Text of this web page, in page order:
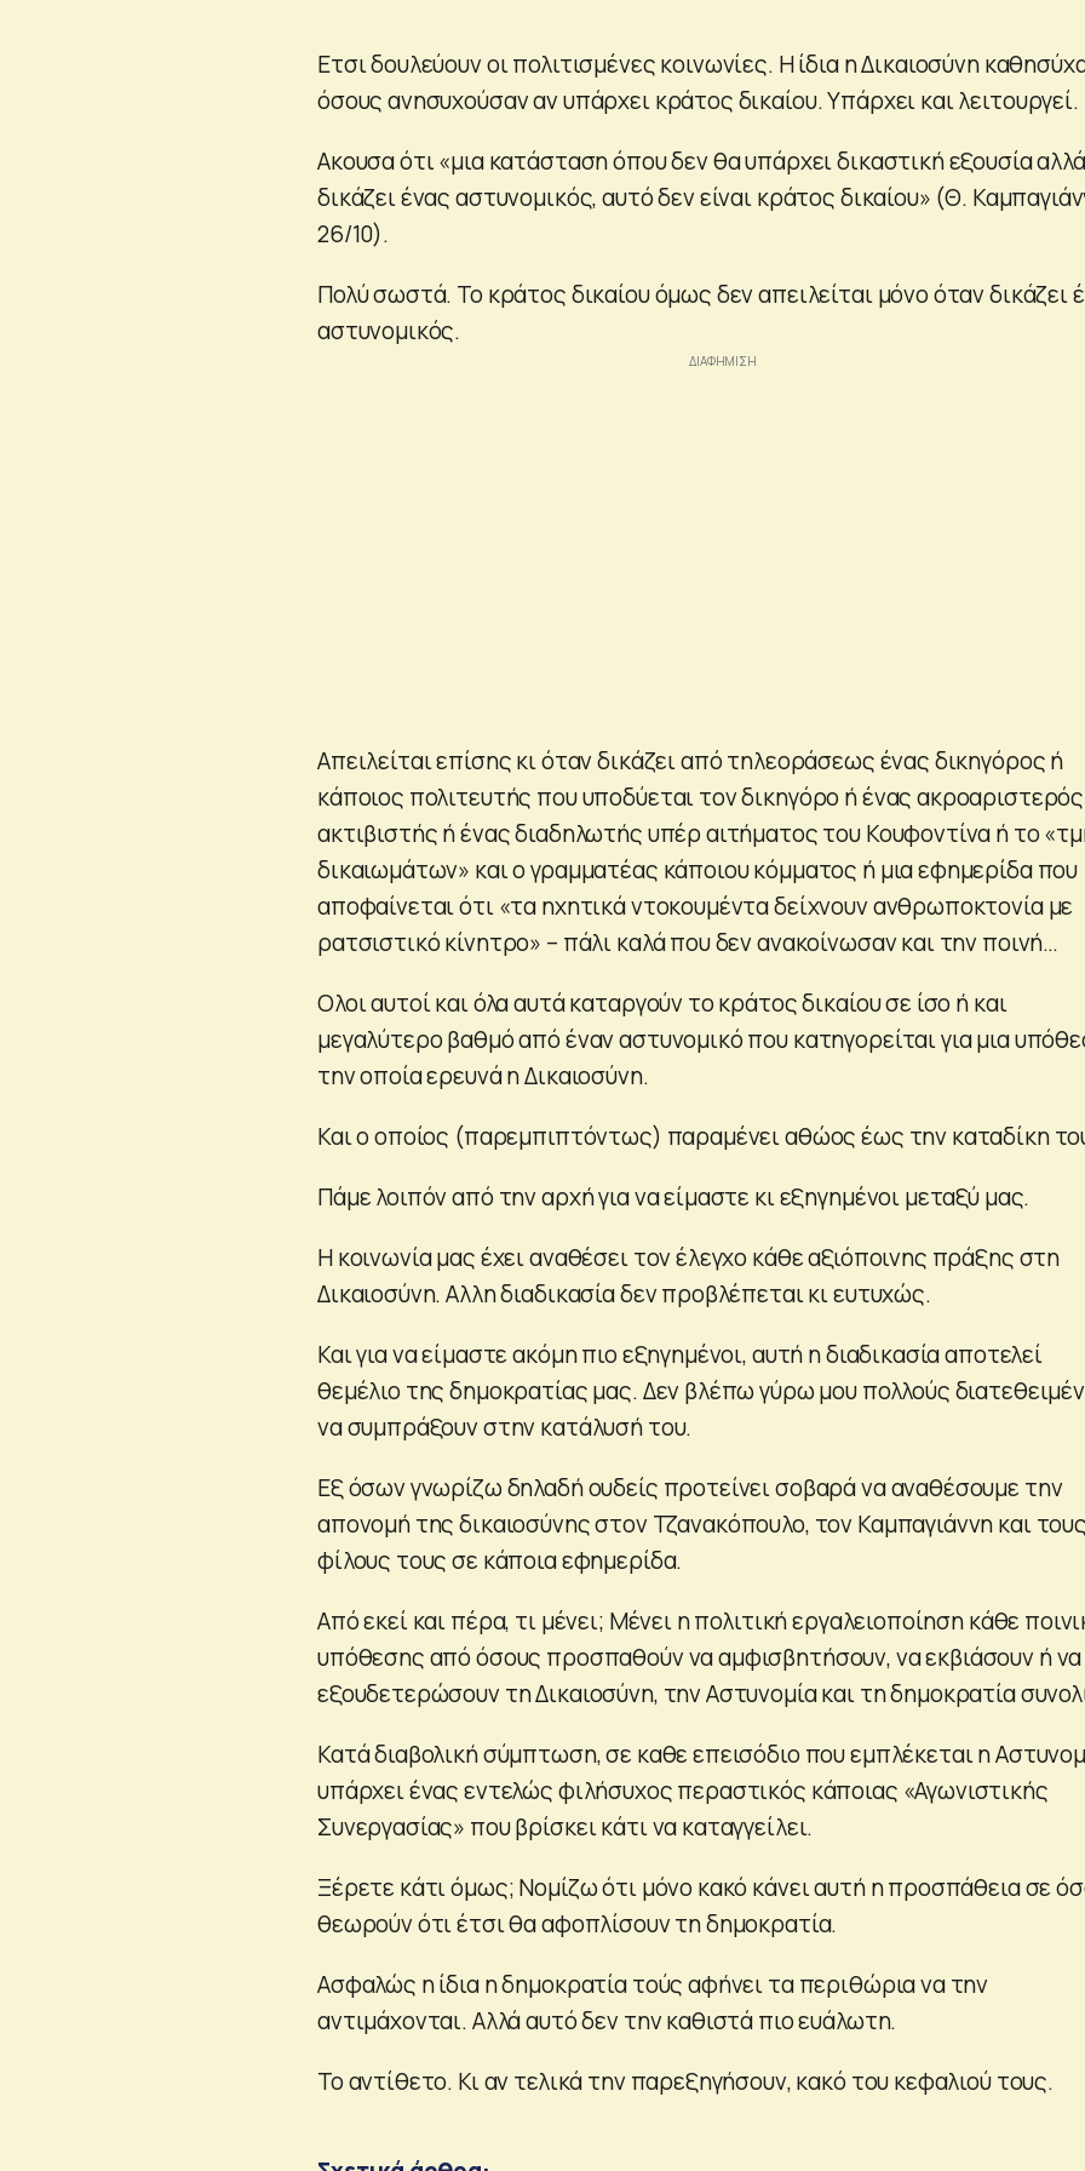
Ετσι δουλεύουν οι πολιτισμένες κοινωνίες. Η ίδια η Δικαιοσύνη
όσους ανησυχούσαν αν υπάρχει κράτος δικαίου. Υπάρχει και λειτουργεί.
Ακουσα ότι «μια κατάσταση όπου δεν θα υπάρχει δικαστική εξουσία
δικάζει ένας αστυνομικός, αυτό δεν είναι κράτος δικαίου» (Θ.
26/10).
Πολύ σωστά. Το κράτος δικαίου όμως δεν απειλείται μόνο όταν δικάζει
αστυνομικός.
Απειλείται επίσης κι όταν δικάζει από τηλεοράσεως ένας δικηγόρος ή
κάποιος πολιτευτής που υποδύεται τον δικηγόρο ή ένας ακροαριστερός
ακτιβιστής ή ένας διαδηλωτής υπέρ αιτήματος του Κουφοντίνα ή το
δικαιωμάτων» και ο γραμματέας κάποιου κόμματος ή μια εφημερίδα που
αποφαίνεται ότι «τα ηχητικά ντοκουμέντα δείχνουν ανθρωποκτονία με
ρατσιστικό κίνητρο» – πάλι καλά που δεν ανακοίνωσαν και την ποινή…
Ολοι αυτοί και όλα αυτά καταργούν το κράτος δικαίου σε ίσο ή και
μεγαλύτερο βαθμό από έναν αστυνομικό που κατηγορείται για μια
την οποία ερευνά η Δικαιοσύνη.
Και ο οποίος (παρεμπιπτόντως) παραμένει αθώος έως την καταδίκη
Πάμε λοιπόν από την αρχή για να είμαστε κι εξηγημένοι μεταξύ μας.
Η κοινωνία μας έχει αναθέσει τον έλεγχο κάθε αξιόποινης πράξης στη
Δικαιοσύνη. Αλλη διαδικασία δεν προβλέπεται κι ευτυχώς.
Και για να είμαστε ακόμη πιο εξηγημένοι, αυτή η διαδικασία αποτελεί
θεμέλιο της δημοκρατίας μας. Δεν βλέπω γύρω μου πολλούς
να συμπράξουν στην κατάλυσή του.
Εξ όσων γνωρίζω δηλαδή ουδείς προτείνει σοβαρά να αναθέσουμε την
απονομή της δικαιοσύνης στον Τζανακόπουλο, τον Καμπαγιάννη και τους
φίλους τους σε κάποια εφημερίδα.
Από εκεί και πέρα, τι μένει; Μένει η πολιτική εργαλειοποίηση κάθε
υπόθεσης από όσους προσπαθούν να αμφισβητήσουν, να εκβιάσουν ή να
εξουδετερώσουν τη Δικαιοσύνη, την Αστυνομία και τη δημοκρατία
Κατά διαβολική σύμπτωση, σε καθε επεισόδιο που εμπλέκεται η
υπάρχει ένας εντελώς φιλήσυχος περαστικός κάποιας «Αγωνιστικής
Συνεργασίας» που βρίσκει κάτι να καταγγείλει.
Ξέρετε κάτι όμως; Νομίζω ότι μόνο κακό κάνει αυτή η προσπάθεια σε
θεωρούν ότι έτσι θα αφοπλίσουν τη δημοκρατία.
Ασφαλώς η ίδια η δημοκρατία τούς αφήνει τα περιθώρια να την
αντιμάχονται. Αλλά αυτό δεν την καθιστά πιο ευάλωτη.
Το αντίθετο. Κι αν τελικά την παρεξηγήσουν, κακό του κεφαλιού τους.